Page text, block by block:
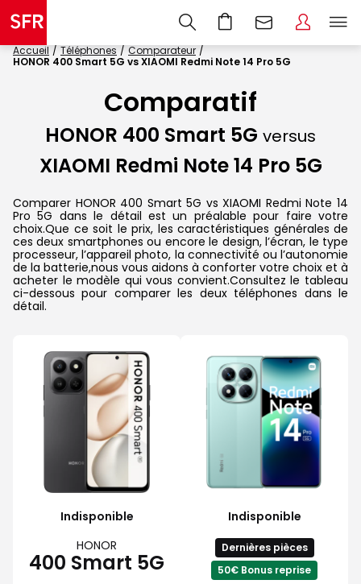
Accueil Téléphones
Comparateur
HONOR 400 Smart 5G vs XIAOMI Redmi Note 14 Pro 5G
Comparatif
HONOR 400 Smart 5G versus
XIAOMI Redmi Note 14 Pro 5G
Comparer HONOR 400 Smart 5G vs XIAOMI Redmi Note 14
Pro 5G dans le détail est un préalable pour faire votre
choix.Que ce soit le prix, les caractéristiques générales de
ces deux smartphones ou encore le design, l’écran, le type
processeur, l’appareil photo, la connectivité ou l’autonomie
de la batterie,nous vous aidons à conforter votre choix et à
acheter le modèle qui vous convient.Consultez le tableau
ci-dessous pour comparer les deux téléphones dans le
détail.
Indisponible
HONOR
400 Smart 5G
Indisponible
Dernières pièces
50€ Bonus reprise